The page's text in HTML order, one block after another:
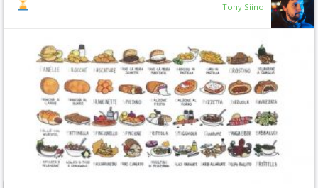
Tony Siino